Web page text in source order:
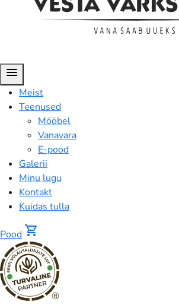
menu
Meist
Teenused
Mööbel
Vanavara
E-pood
Galerii
Minu lugu
Kontakt
Kuidas tulla
Pood shopping_cart
®